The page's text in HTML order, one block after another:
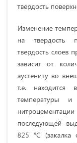
твердость
Изменение
на твердость
твердость слоев
зависит от
аустениту во
т.е. находится
температуры и
последующей
825 °С